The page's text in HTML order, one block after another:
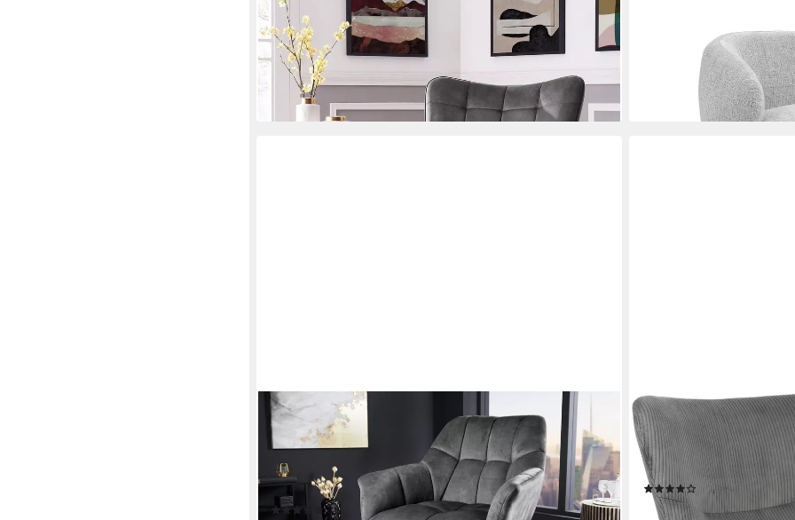
Armlehnsessel, Metallgestell, Sitzhöhe 44 cm
199,99 €
UVP599,99 €
-67%
lieferbar - in 4-5 Werktagen bei dir
RIESS-AMBIENTE
Loungesessel PAPILLON grau – Samt-Bezug, 360°
drehbar, mit Armlehne (Einzelartikel, 1-St),
höhenverstellbare Sitzschale für mehr Komfort – ideal für
Dein Zuhause
(4)
HELA
Loungesessel SAMOS (1-
Breitcord;Armlehnen
(9)
199,99 € 434,99 €